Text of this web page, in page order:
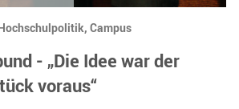
Campus
- „Die Idee war der
voraus“